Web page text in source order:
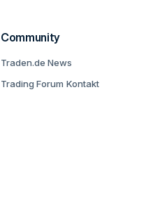
Community
Traden.de News
Trading Forum Kontakt